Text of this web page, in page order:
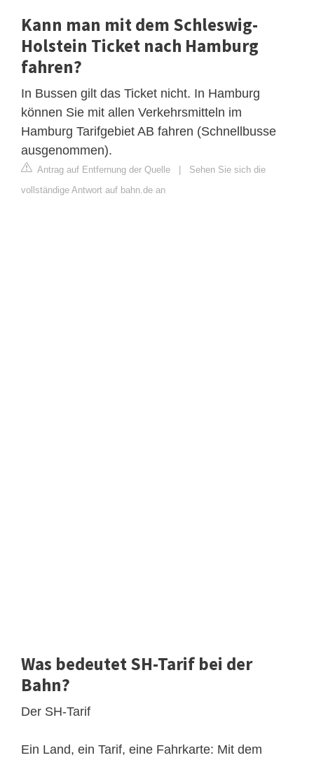
Kann man mit dem Schleswig-
Holstein Ticket nach Hamburg
fahren?
In Bussen gilt das Ticket nicht. In Hamburg
können Sie mit allen Verkehrsmitteln im
Hamburg Tarifgebiet AB fahren (Schnellbusse
ausgenommen).
Antrag auf Entfernung der Quelle | Sehen Sie sich die
vollständige Antwort auf bahn.de an
Was bedeutet SH-Tarif bei der
Bahn?
Der SH-Tarif
Ein Land, ein Tarif, eine Fahrkarte: Mit dem